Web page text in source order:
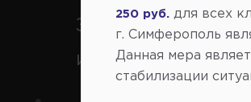
Заказ шин,
иномарки
250 руб. для всех
г. Симферополь
Данная мера
стабилизации